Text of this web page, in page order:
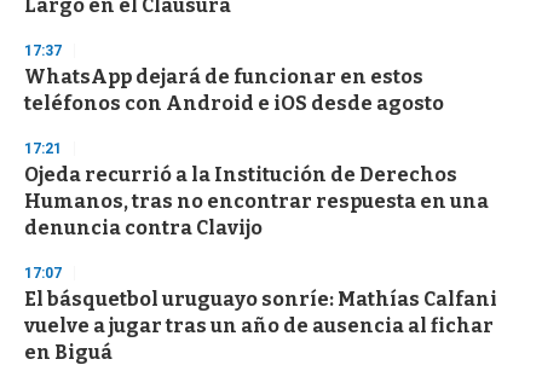
Largo en el Clausura
17:37
WhatsApp dejará de funcionar en estos
teléfonos con Android e iOS desde agosto
17:21
Ojeda recurrió a la Institución de Derechos
Humanos, tras no encontrar respuesta en una
denuncia contra Clavijo
17:07
El básquetbol uruguayo sonríe: Mathías Calfani
vuelve a jugar tras un año de ausencia al fichar
en Biguá